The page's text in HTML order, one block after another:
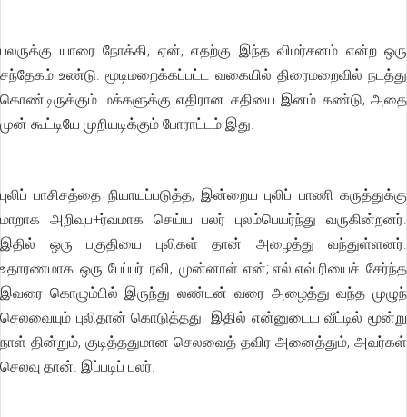
பலருக்கு யாரை நோக்கி, ஏன், எதற்கு இந்த விமர்சனம் என்ற ஒரு
சந்தேகம் உண்டு. மூடிமறைக்கப்பட்ட வகையில் திரைமறைவில் நடத்து
கொண்டிருக்கும் மக்களுக்கு எதிரான சதியை இனம் கண்டு, அதை
முன் கூட்டியே முறியடிக்கும் போராட்டம் இது.
புலிப் பாசிசத்தை நியாயப்படுத்த, இன்றைய புலிப் பாணி கருத்துக்கு
மாறாக அறிவுப+ர்வமாக செய்ய பலர் புலம்பெயர்ந்து வருகின்றனர்.
இதில் ஒரு பகுதியை புலிகள் தான் அழைத்து வந்துள்ளனர்.
உதாரணமாக ஒரு பேப்பர் ரவி, முன்னாள் என்;.எல்.எவ்.ரியைச் சேர்ந்த
இவரை கொழும்பில் இருந்து லண்டன் வரை அழைத்து வந்த முழுந்
செலவையும் புலிதான் கொடுத்தது. இதில் என்னுடைய வீட்டில் மூன்று
நாள் தின்றும், குடித்ததுமான செலவைத் தவிர அனைத்தும், அவர்கள்
செலவு தான். இப்படிப் பலர்.